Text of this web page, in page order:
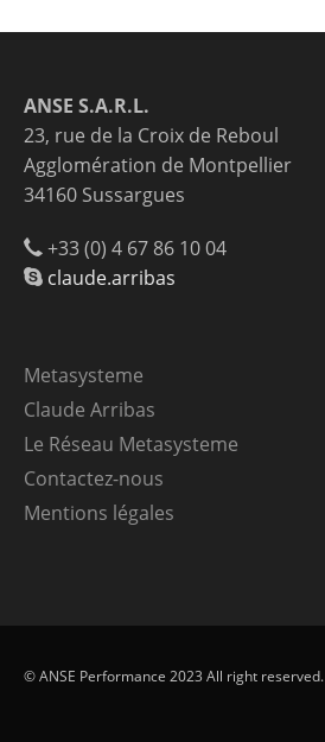
ANSE S.A.R.L.
23, rue de la Croix de Reboul
Agglomération de Montpellier
34160 Sussargues
+33 (0) 4 67 86 10 04
claude.arribas
Metasysteme
Claude Arribas
Le Réseau Metasysteme
Contactez-nous
Mentions légales
© ANSE Performance 2023 All right reserved.